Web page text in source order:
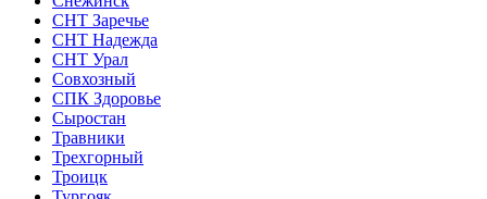
СНТ Заречье
СНТ Надежда
СНТ Урал
Совхозный
СПК Здоровье
Сыростан
Травники
Трехгорный
Троицк